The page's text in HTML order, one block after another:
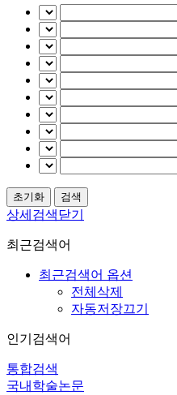
상세검색닫기
최근검색어
최근검색어 옵션
전체삭제
자동저장끄기
인기검색어
통합검색
국내학술논문